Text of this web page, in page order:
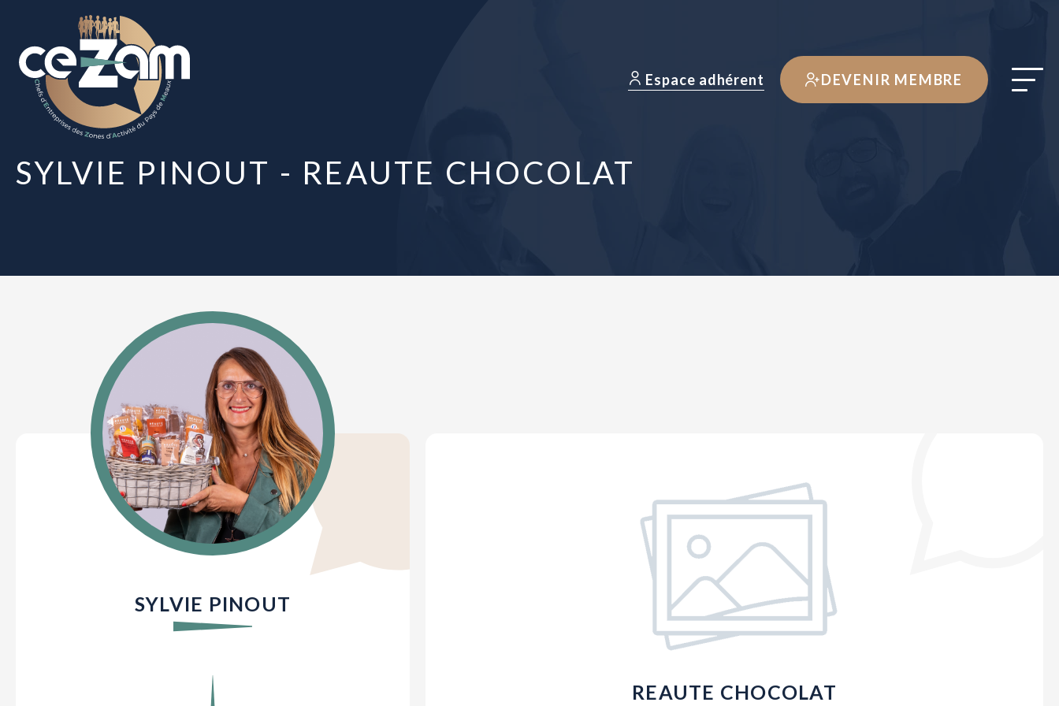
Panneau de gestion des cookies
Espace adhérent DEVENIR MEMBRE
SYLVIE PINOUT - REAUTE CHOCOLAT
SYLVIE PINOUT
REAUTE CHOCOLAT